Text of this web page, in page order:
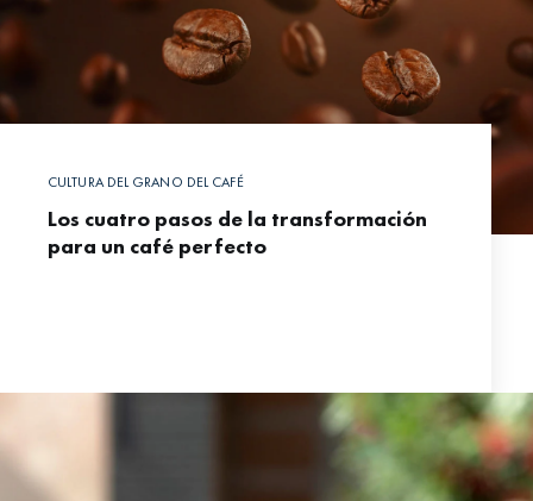
CULTURA DEL GRANO DEL CAFÉ
Los cuatro pasos de la transformación
para un café perfecto